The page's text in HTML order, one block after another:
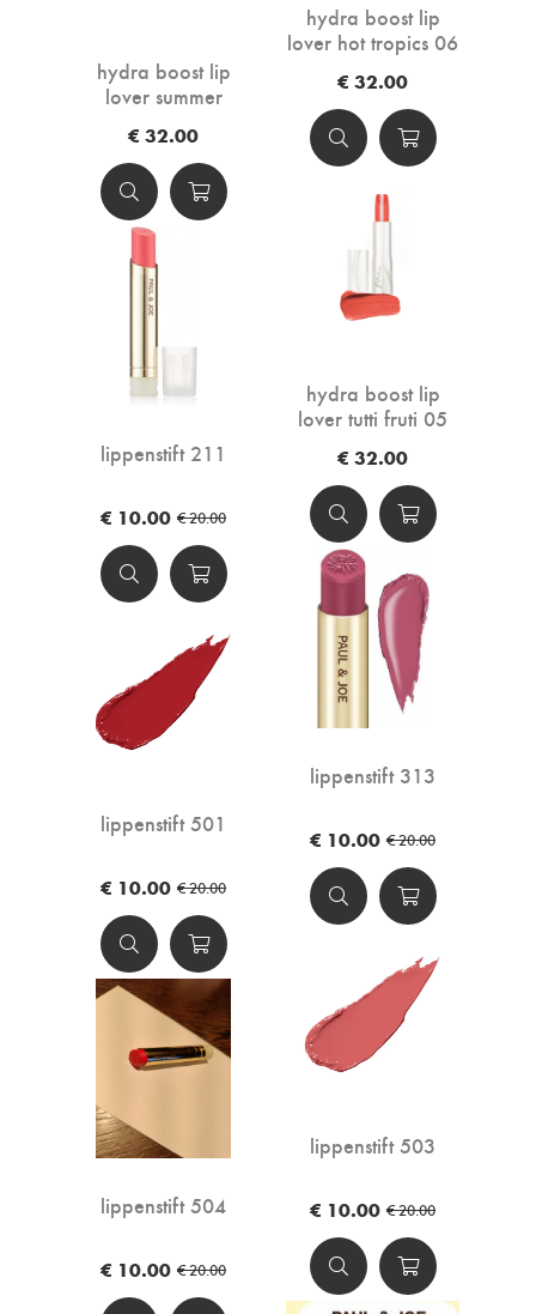
hydra boost lip
lover hot tropics 06
€ 32.00
hydra boost lip
lover summer
€ 32.00
hydra boost lip
lover tutti fruti 05
€ 32.00
lippenstift 211
€ 10.00 € 20.00
lippenstift 313
€ 10.00 € 20.00
lippenstift 501
€ 10.00 € 20.00
lippenstift 503
€ 10.00 € 20.00
lippenstift 504
€ 10.00 € 20.00